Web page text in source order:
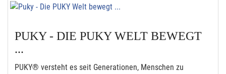
PUKY - DIE PUKY WELT BEWEGT
...
PUKY® versteht es seit Generationen, Menschen zu